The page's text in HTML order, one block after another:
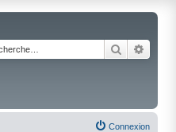
Rechercher
Connexion